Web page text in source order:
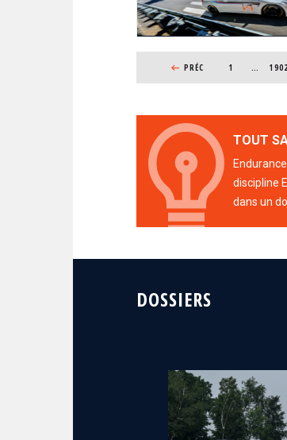
PAGINATION
PAGE PRÉCÉDENTE
PRÉC 1 … PAGE
1902
TOUT
discipline
dans un
DOSSIERS